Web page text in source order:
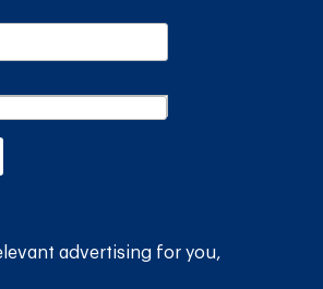
advertising for you,